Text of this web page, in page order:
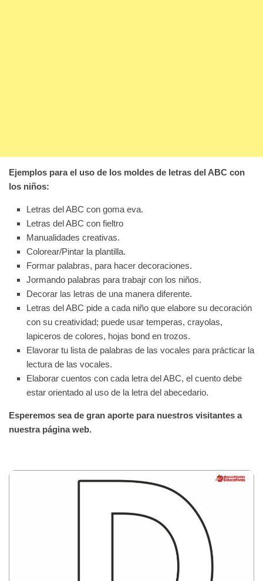
Ejemplos para el uso de los moldes de letras del ABC con
los niños:
Letras del ABC con goma eva.
Letras del ABC con fieltro
Manualidades creativas.
Colorear/Pintar la plantilla.
Formar palabras, para hacer decoraciones.
Jormando palabras para trabajr con los niños.
Decorar las letras de una manera diferente.
Letras del ABC pide a cada niño que elabore su decoración
con su creatividad; puede usar temperas, crayolas,
lapiceros de colores, hojas bond en trozos.
Elavorar tu lista de palabras de las vocales para prácticar la
lectura de las vocales.
Elaborar cuentos con cada letra del ABC, el cuento debe
estar orientado al uso de la letra del abecedario.
Esperemos sea de gran aporte para nuestros visitantes a
nuestra página web.